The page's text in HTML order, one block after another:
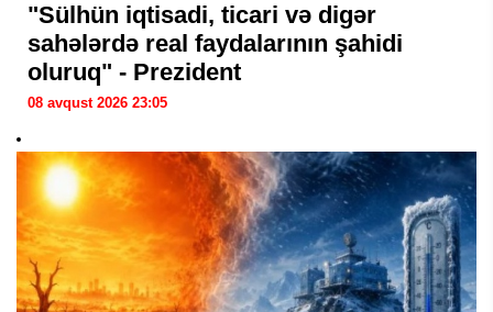
"Sülhün iqtisadi, ticari və digər
sahələrdə real faydalarının şahidi
oluruq" - Prezident
08 avqust 2026 23:05